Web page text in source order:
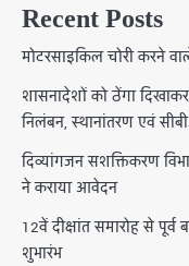
Recent Posts
मोटरसाइकिल चोरी करने
शासनादेशों को ठेंगा
निलंबन, स्थानांतरण एवं
दिव्यांगजन सशक्तिकरण
ने कराया आवेदन
12वें दीक्षांत समारोह से पूर्व
शुभारंभ